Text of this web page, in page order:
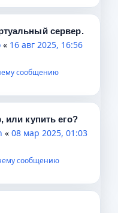
сервер.
« 16 авг 2025, 16:56
сообщению
или купить его?
« 08 мар 2025, 01:03
сообщению